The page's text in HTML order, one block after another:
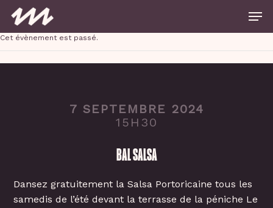
main
content
Cet évènement est passé.
7 SEPTEMBRE 2024
15H30
BAL SALSA
Dansez gratuitement la Salsa Portoricaine tous les
samedis de l’été devant la terrasse de la péniche Le
Close